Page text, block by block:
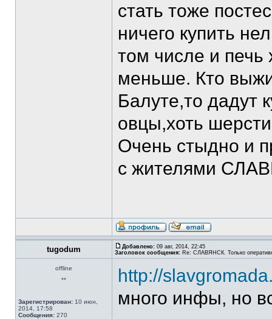
стать тоже
ничего купить
том числе и печь
меньше. Кто
Балуте,то дадут
овцы,хоть
Очень стыдно и
с жителями
tugodum Добавлено: 09 авг, 2014, 22:45
Заголовок сообщения: Re: СЛАВЯНСК. Только
offline
**
Зарегистрирован: 10 июн,
2014, 17:58
Сообщения: 270
http://
много инфы, но